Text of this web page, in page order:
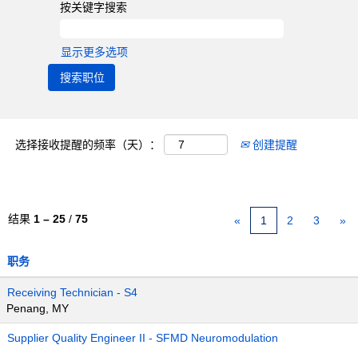
按关键字搜索
显示更多选项
选择接收提醒的频率（天）： 创建提醒
结果 1 – 25 / 75 « 1 2 3 »
职务
Receiving Technician - S4
Penang, MY
Supplier Quality Engineer II - SFMD Neuromodulation